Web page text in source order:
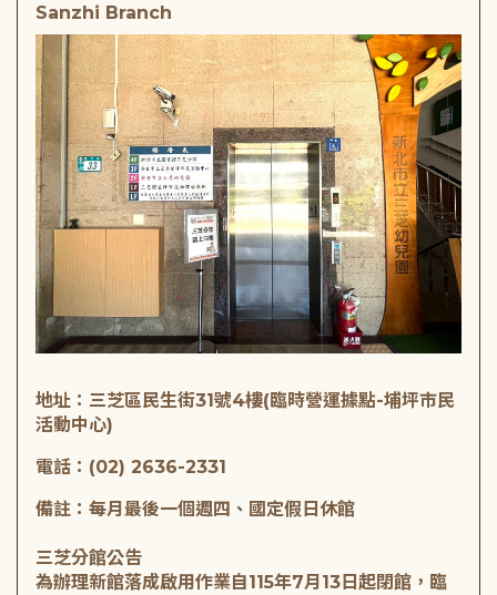
Sanzhi Branch
地址：三芝區民生街31號4樓(臨時營運據點-埔坪市民
活動中心)
電話：(02) 2636-2331
備註：每月最後一個週四、國定假日休館
三芝分館公告
為辦理新館落成啟用作業自115年7月13日起閉館，臨